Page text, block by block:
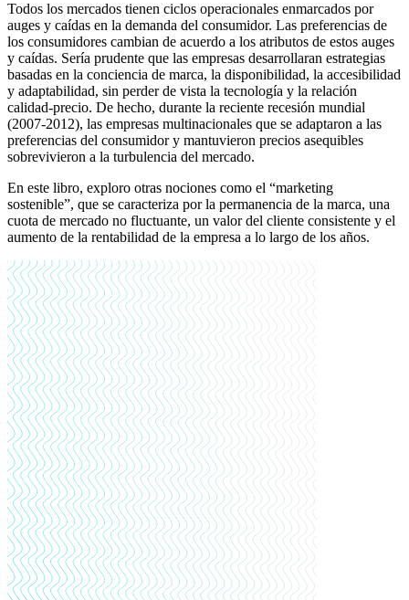
Todos los mercados tienen ciclos operacionales enmarcados por
auges y caídas en la demanda del consumidor. Las preferencias de
los consumidores cambian de acuerdo a los atributos de estos auges
y caídas. Sería prudente que las empresas desarrollaran estrategias
basadas en la conciencia de marca, la disponibilidad, la accesibilidad
y adaptabilidad, sin perder de vista la tecnología y la relación
calidad-precio. De hecho, durante la reciente recesión mundial
(2007-2012), las empresas multinacionales que se adaptaron a las
preferencias del consumidor y mantuvieron precios asequibles
sobrevivieron a la turbulencia del mercado.
En este libro, exploro otras nociones como el “marketing
sostenible”, que se caracteriza por la permanencia de la marca, una
cuota de mercado no fluctuante, un valor del cliente consistente y el
aumento de la rentabilidad de la empresa a lo largo de los años.